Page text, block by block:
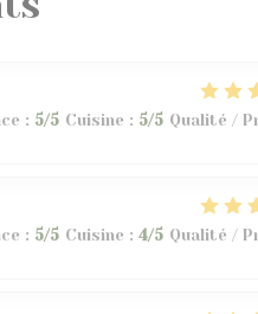
: 5/5 Cuisine : 5/5 Qualité /
: 5/5 Cuisine : 4/5 Qualité /